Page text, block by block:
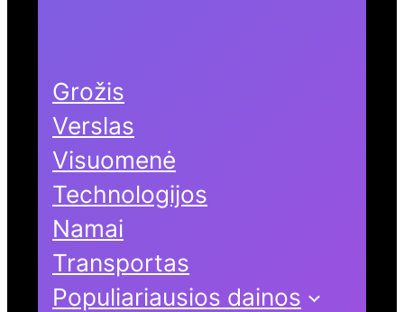
Grožis
Verslas
Visuomenė
Technologijos
Namai
Transportas
Populiariausios dainos